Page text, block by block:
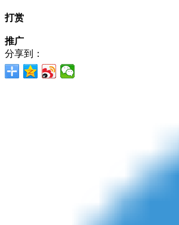
打赏
推广
分享到：